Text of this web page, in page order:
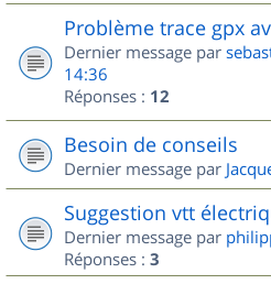
Problème trace gpx
Dernier message par
14:36
Réponses : 12
Besoin de conseils
Dernier message par
Suggestion vtt
Dernier message par
Réponses : 3